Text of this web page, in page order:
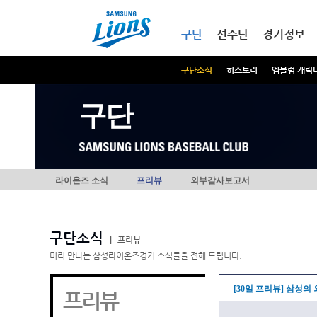
구단
구단소식 히스토리 엠블럼 캐릭
선수단 경기정보
구단
라이온즈 소식 프리뷰 외부감사보고서
구단소식
프리뷰
미리 만나는 삼성라이온즈경기 소식들을 전해 드립니다.
프리뷰 [30일 프리뷰] 삼성의